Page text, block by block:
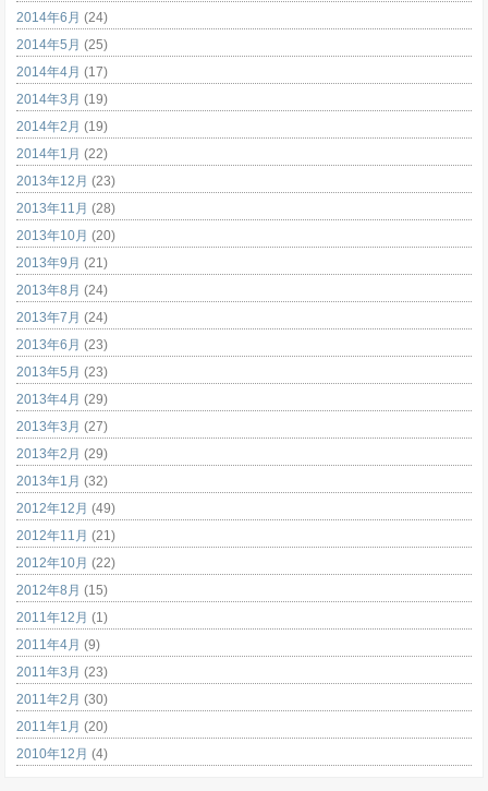
2014年6月 (24)
2014年5月 (25)
2014年4月 (17)
2014年3月 (19)
2014年2月 (19)
2014年1月 (22)
2013年12月 (23)
2013年11月 (28)
2013年10月 (20)
2013年9月 (21)
2013年8月 (24)
2013年7月 (24)
2013年6月 (23)
2013年5月 (23)
2013年4月 (29)
2013年3月 (27)
2013年2月 (29)
2013年1月 (32)
2012年12月 (49)
2012年11月 (21)
2012年10月 (22)
2012年8月 (15)
2011年12月 (1)
2011年4月 (9)
2011年3月 (23)
2011年2月 (30)
2011年1月 (20)
2010年12月 (4)